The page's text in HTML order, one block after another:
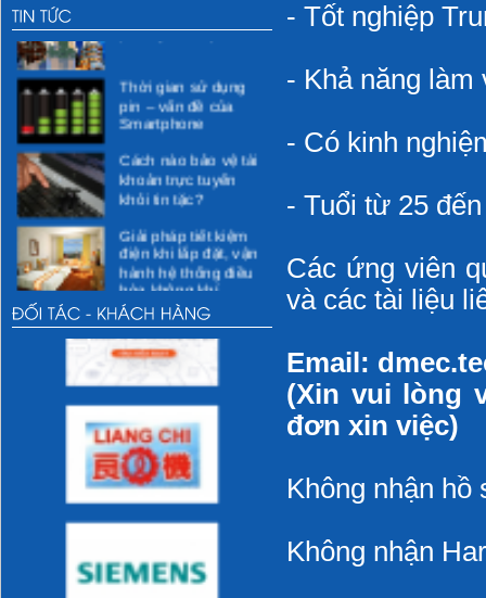
Thời gian sử dụng
pin – vấn đề của
Smartphone
Cách nào bảo vệ tài
khoản trực tuyến
khỏi tin tặc?
Giải pháp tiết kiệm
điện khi lắp đặt, vận
hành hệ thống điều
hòa không khí
Các giải pháp kỹ
thuật cho việc tiết
kiệm điện
Các hoạt động vì
cộng đồng dự kiến
thực hiện
Các hoạt động của
- Tốt nghiệp
- Khả năng làm
- Có kinh
- Tuổi từ 25
Các ứng viên
và các tài liệu
Email:
(Xin vui lòng
đơn xin việc)
Không nhận
Không nhận